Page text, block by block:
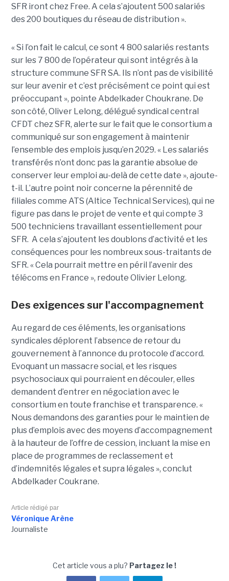
SFR iront chez Free. A cela s’ajoutent 500 salariés
des 200 boutiques du réseau de distribution ».
« Si l’on fait le calcul, ce sont 4 800 salariés restants
sur les 7 800 de l’opérateur qui sont intégrés à la
structure commune SFR SA. Ils n’ont pas de visibilité
sur leur avenir et c’est précisément ce point qui est
préoccupant », pointe Abdelkader Choukrane. De
son côté, Oliver Lelong, délégué syndical central
CFDT chez SFR, alerte sur le fait que le consortium a
communiqué sur son engagement à maintenir
l’ensemble des emplois jusqu’en 2029. « Les salariés
transférés n’ont donc pas la garantie absolue de
conserver leur emploi au-delà de cette date », ajoute-
t-il. L’autre point noir concerne la pérennité de
filiales comme ATS (Altice Technical Services), qui ne
figure pas dans le projet de vente et qui compte 3
500 techniciens travaillant essentiellement pour
SFR. A cela s’ajoutent les doublons d’activité et les
conséquences pour les nombreux sous-traitants de
SFR. « Cela pourrait mettre en péril l’avenir des
télécoms en France », redoute Olivier Lelong.
Des exigences sur l'accompagnement
Au regard de ces éléments, les organisations
syndicales déplorent l’absence de retour du
gouvernement à l’annonce du protocole d’accord.
Evoquant un massacre social, et les risques
psychosociaux qui pourraient en découler, elles
demandent d’entrer en négociation avec le
consortium en toute franchise et transparence. «
Nous demandons des garanties pour le maintien de
plus d’emplois avec des moyens d’accompagnement
à la hauteur de l’offre de cession, incluant la mise en
place de programmes de reclassement et
d’indemnités légales et supra légales », conclut
Abdelkader Coukrane.
Article rédigé par
Véronique Arène
Journaliste
Cet article vous a plu? Partagez le !